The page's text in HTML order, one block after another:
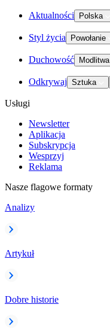
Aktualności Polska
Styl życia Powołanie
Duchowość Modlitwa
Odkrywaj Sztuka
Usługi
Newsletter
Aplikacja
Subskrypcja
Wesprzyj
Reklama
Nasze flagowe formaty
Analizy
Artykuł
Dobre historie